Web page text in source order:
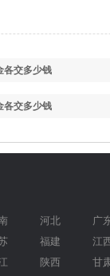
各交多少钱
各交多少钱
河北
广
福建
江
陕西
甘